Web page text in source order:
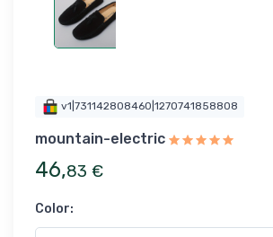
v1|731142808460|1270741858808
mountain-electric
46,83 €
Color: